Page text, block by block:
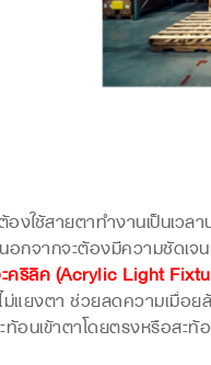
สายตาทำงานเป็นเวลา
กจากจะต้องมีความชัดเ
คริลิค (Acrylic Light
ยงตา ช่วยลดความเมื่อย
นเข้าตาโดยตรงหรือสะ